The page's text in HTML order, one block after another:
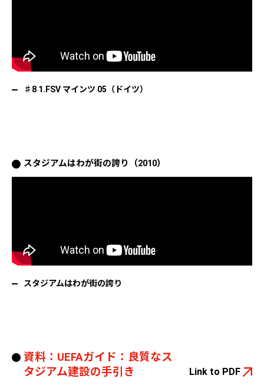
♯8 1.FSV マインツ 05（ドイツ）
スタジアムはわが街の誇り（2010）
スタジアムはわが街の誇り
資料：UEFAガイド：良質なス
タジアム建設の手引き
Link to PDF